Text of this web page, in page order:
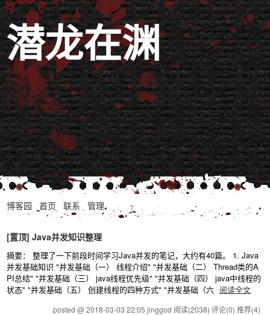
潜龙在渊
博客园 首页 联系 管理
[置顶] Java并发知识整理
摘要： 整理了一下前段时间学习Java并发的笔记，大约有40篇。 1. Java
并发基础知识 "并发基础（一） 线程介绍" "并发基础（二） Thread类的A
PI总结" "并发基础（三） java线程优先级" "并发基础（四） java中线程的
状态" "并发基础（五） 创建线程的四种方式" "并发基础（六 阅读全文
posted @ 2018-03-03 22:05 jinggod 阅读(2038) 评论(0) 推荐(4)